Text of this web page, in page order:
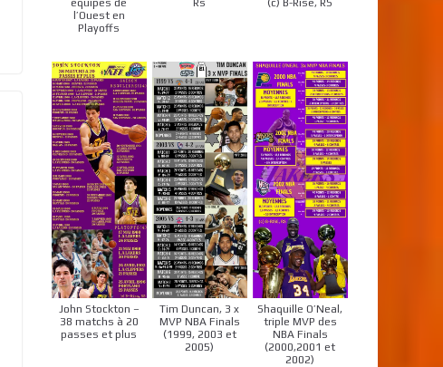
équipes de
l’Ouest en
Playoffs
Rs
(c) B-Rise, RS
John Stockton –
38 matchs à 20
passes et plus
Tim Duncan, 3 x
MVP NBA Finals
(1999, 2003 et
2005)
Shaquille O’Neal,
triple MVP des
NBA Finals
(2000,2001 et
2002)